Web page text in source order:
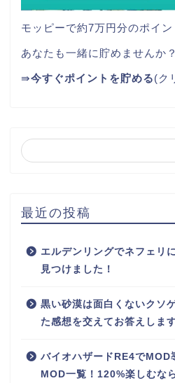
モッピーで約7万円分のポイ
あなたも一緒に貯めませんか？
⇛今すぐポイントを貯める(ク
最近の投稿
エルデンリングでネフェリ
見つけました！
黒い砂漠は面白くないクソ
た感想を交えてお答えしま
バイオハザードRE4でMOD
MOD一覧！120%楽しむな